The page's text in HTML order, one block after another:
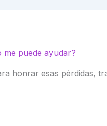
me puede ayudar?
honrar esas pérdidas,